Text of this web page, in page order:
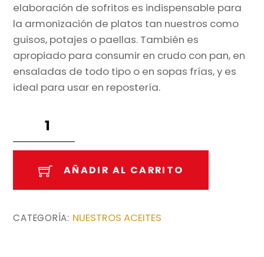
elaboración de sofritos es indispensable para
la armonización de platos tan nuestros como
guisos, potajes o paellas. También es
apropiado para consumir en crudo con pan, en
ensaladas de todo tipo o en sopas frías, y es
ideal para usar en repostería.
Oliva
Virgen
2l.
AÑADIR AL CARRITO
CATEGORÍA: NUESTROS ACEITES